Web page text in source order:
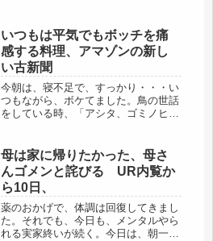
なら私もと、先日の休日に診たのだけ
ど、私は、流血が苦手だとハッキリ認
識...
いつもは平気でもボッチを痛
感する料理、アマゾンの新し
い古新聞
今朝は、寝不足で、すっかり・・・い
つもながら、ボケてました。鳥の世話
をしている時、「アシタ、ゴミノヒ」
をしていてハタと気が付く。今日は日
曜でした。母と同じ(；ﾟДﾟ)じっく...
母は家に帰りたかった、母さ
んゴメンと詫びる UR内覧か
ら10日、
薬のおかげで、体調は回復してきまし
た。それでも、今日も、メンタルやら
れる実家終いが続く。今日は、朝一番